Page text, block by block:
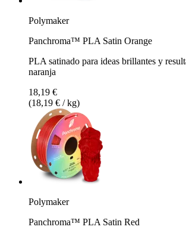
Polymaker
Panchroma™ PLA Satin Orange
PLA satinado para ideas brillantes y
naranja
18,19 €
(18,19 € / kg)
Polymaker
Panchroma™ PLA Satin Red